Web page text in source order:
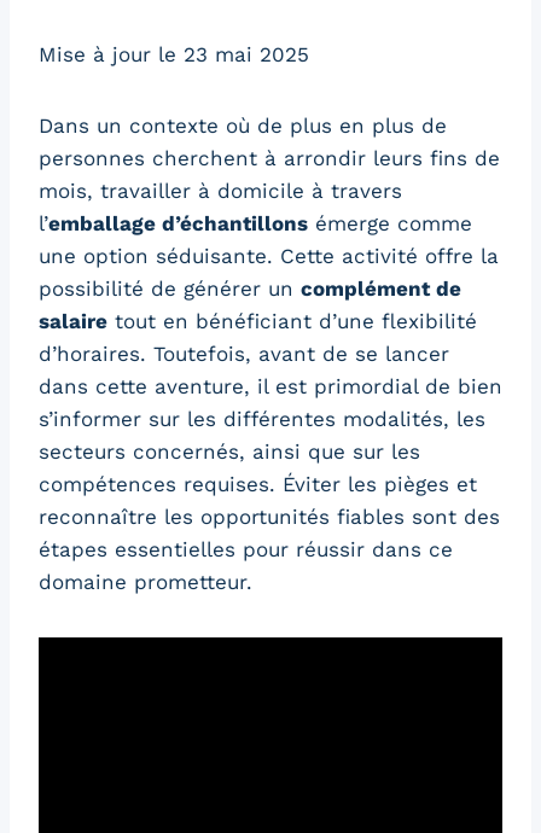
Mise à jour le 23 mai 2025
Dans un contexte où de plus en plus de
personnes cherchent à arrondir leurs fins de
mois, travailler à domicile à travers
l’emballage d’échantillons émerge comme
une option séduisante. Cette activité offre la
possibilité de générer un complément de
salaire tout en bénéficiant d’une flexibilité
d’horaires. Toutefois, avant de se lancer
dans cette aventure, il est primordial de bien
s’informer sur les différentes modalités, les
secteurs concernés, ainsi que sur les
compétences requises. Éviter les pièges et
reconnaître les opportunités fiables sont des
étapes essentielles pour réussir dans ce
domaine prometteur.